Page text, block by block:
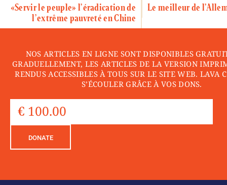
«Servir le peuple» l’éradication de
l’extrême pauvreté en Chine
Le meilleur de
NOS ARTICLES EN LIGNE SONT DISPONIBLES
GRADUELLEMENT, LES ARTICLES DE LA VERSION
RENDUS ACCESSIBLES À TOUS SUR LE SITE WEB. LAVA
S’ÉCOULER GRÂCE À VOS DONS.
DONATE